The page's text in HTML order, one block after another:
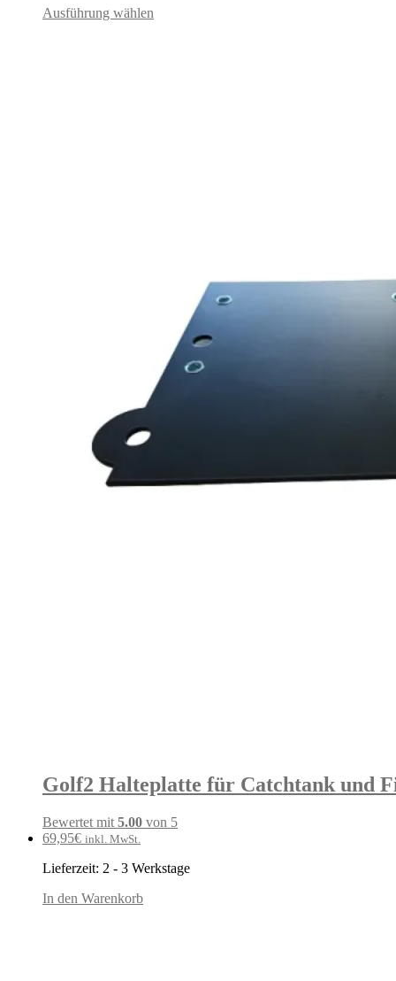
Ausführung wählen
Golf2 Halteplatte für Catchtank und
Bewertet mit 5.00 von 5
69,95€ inkl. MwSt.
Lieferzeit: 2 - 3 Werkstage
In den Warenkorb